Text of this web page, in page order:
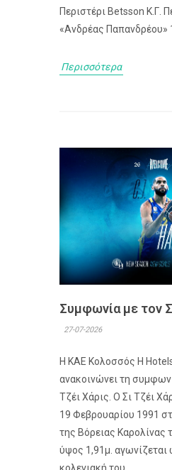
Περιστέρι Betsson Κ.Γ.
«Ανδρέας Παπανδρέου»
Περισσότερα
Συμφωνία με τον
27-07-2026
Η ΚΑΕ Κολοσσός H
ανακοινώνει τη
Τζέι Χάρις. Ο Σι Τζέι
19 Φεβρουαρίου 1991
της Βόρειας Καρολίνας
ύψος 1,91μ. αγωνίζεται